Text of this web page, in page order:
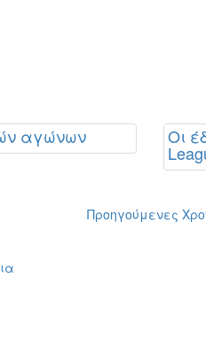
αγώνων Οι
Προηγούμενες